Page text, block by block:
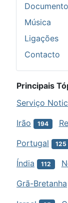
Música
Ligações
Contacto
Principais
Serviço
Irão 194
Portugal 125
Índia 112
Grã-Bretanha